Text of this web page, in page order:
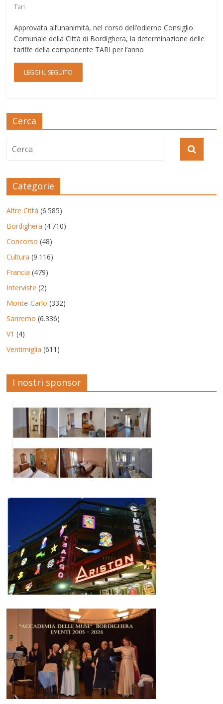
Tari
Approvata all’unanimità, nel corso dell’odierno Consiglio
Comunale della Città di Bordighera, la determinazione delle
tariffe della componente TARI per l’anno
LEGGI IL SEGUITO
Cerca
Categorie
Altre Città (6.585)
Bordighera (4.710)
Concorso (48)
Cultura (9.116)
Francia (479)
Interviste (2)
Monte-Carlo (332)
Sanremo (6.336)
V1 (4)
Ventimiglia (611)
I nostri sponsor